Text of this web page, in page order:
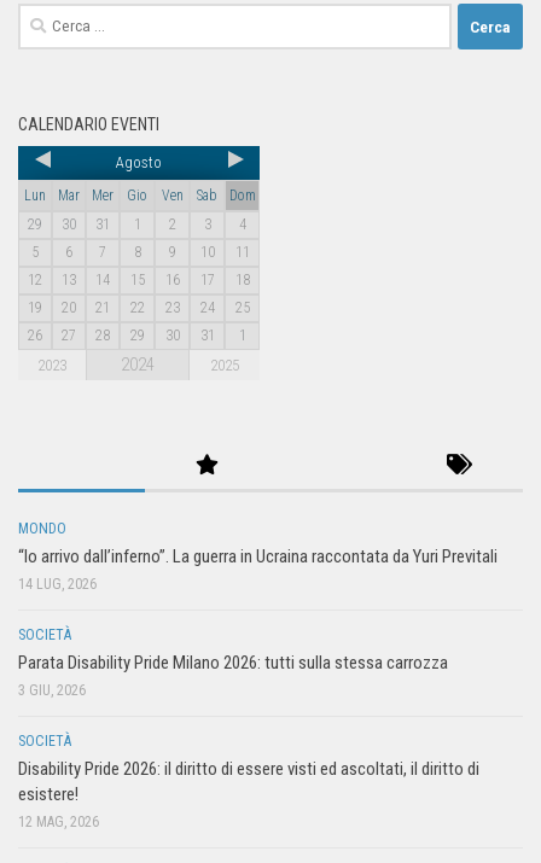
CALENDARIO EVENTI
Agosto
Lun Mar Mer Gio Ven Sab
Dom
29
30 31 1 2 3
4
5
6 7 8 9 10
11
12
13 14 15 16 17
18
19
20 21 22 23 24
25
26
27 28 29 30 31 1
2023 2024 2025
MONDO
“Io arrivo dall’inferno”. La guerra in Ucraina raccontata da Yuri Previtali
14 LUG, 2026
SOCIETÀ
Parata Disability Pride Milano 2026: tutti sulla stessa carrozza
3 GIU, 2026
SOCIETÀ
Disability Pride 2026: il diritto di essere visti ed ascoltati, il diritto di
esistere!
12 MAG, 2026